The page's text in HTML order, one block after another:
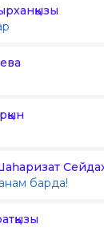
барда!